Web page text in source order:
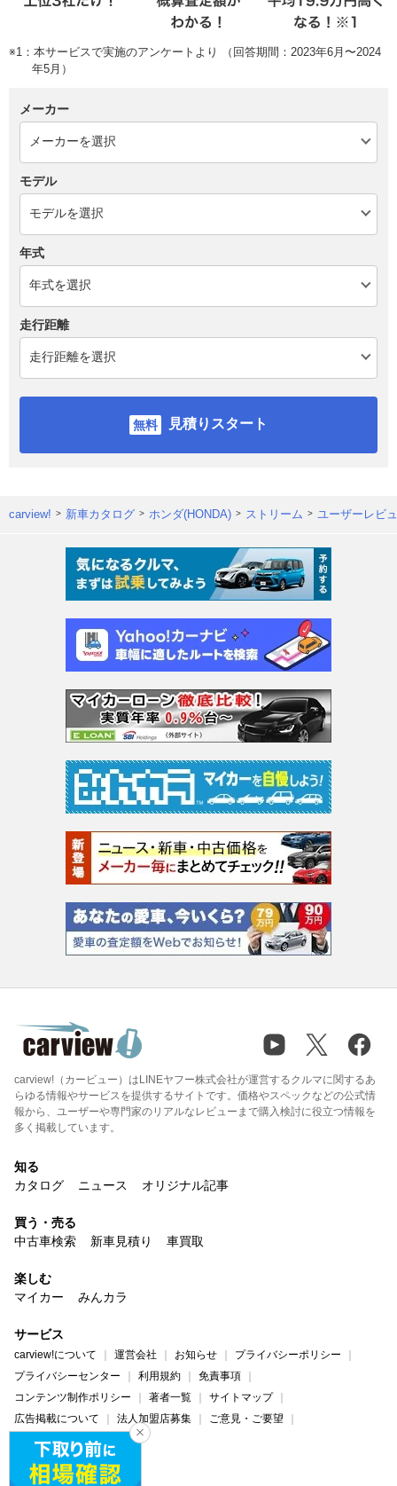
※1：本サービスで実施のアンケートより （回答期間：2023年6月〜2024
年5月）
メーカー
モデル
年式
走行距離
見積りスタート
carview! 新車カタログ ホンダ(HONDA) ストリーム ユーザーレビ
carview!（カービュー）はLINEヤフー株式会社が運営するクルマに関するあ
らゆる情報やサービスを提供するサイトです。価格やスペックなどの公式情
報から、ユーザーや専門家のリアルなレビューまで購入検討に役立つ情報を
多く掲載しています。
知る
カタログ
ニュース オリジナル記事
買う・売る
中古車検索
新車見積り 車買取
楽しむ
マイカー
みんカラ
サービス
carview!について 運営会社 お知らせ
プライバシーポリシー
プライバシーセンター
利用規約
免責事項
コンテンツ制作ポリシー
著者一覧
サイトマップ
広告掲載について
法人加盟店募集
ご意見・ご要望
ヘルプ・お問い合わせ
carview! Yahoo! JAPAN